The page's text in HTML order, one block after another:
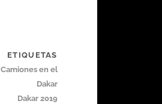
ETIQUETAS
Camiones en el
Dakar
Dakar 2019